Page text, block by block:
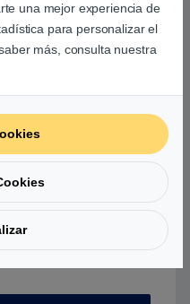
0
0
una mejor experiencia de
para personalizar el
más, consulta nuestra